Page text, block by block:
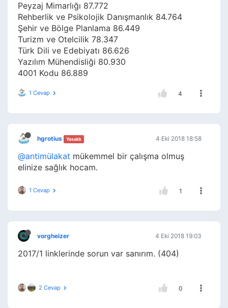
Peyzaj Mimarlığı 87.772
Rehberlik ve Psikolojik Danışmanlık 84.764
Şehir ve Bölge Planlama 86.449
Turizm ve Otelcilik 78.347
Türk Dili ve Edebiyatı 86.626
Yazılım Mühendisliği 80.930
4001 Kodu 86.889
1 Cevap 4
hgrotius Yasaklı 4 Eki 2018 18:58
@antimülakat mükemmel bir çalışma olmuş
elinize sağlık hocam.
1 Cevap 1
vorgheizer 4 Eki 2018 19:03
2017/1 linklerinde sorun var sanırım. (404)
2 Cevap 0